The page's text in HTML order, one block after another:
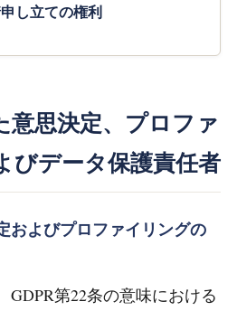
し立ての権利
意思決定、プロファ
びデータ保護責任者
およびプロファイリングの
GDPR第22条の意味における